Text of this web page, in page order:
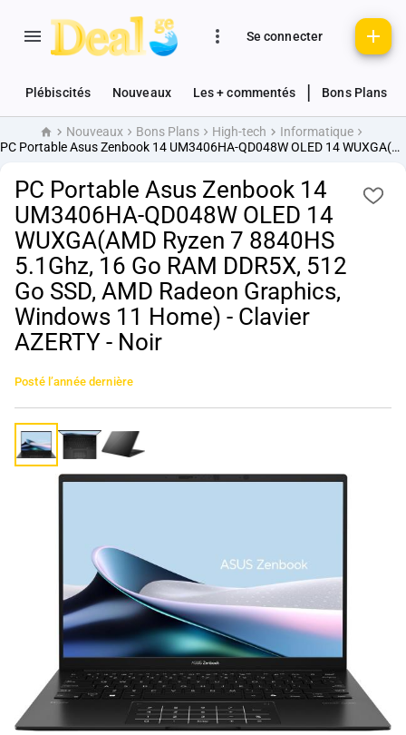
Se connecter
Plébiscités Nouveaux Les + commentés Bons Plans
AccueilNouveaux Bons Plans High-tech
Informatique
PC Portable Asus Zenbook 14 UM3406HA-QD048W OLED 14 WUXGA(AMD Ryzen 7 8840HS 5.1Ghz, 16 Go RAM DDR5X, 512 Go SSD, AMD Radeon Graphics, Windows 11 Home) - Clavier AZERTY - Noir
PC Portable Asus Zenbook 14
UM3406HA-QD048W OLED 14
WUXGA(AMD Ryzen 7 8840HS
5.1Ghz, 16 Go RAM DDR5X, 512
Go SSD, AMD Radeon Graphics,
Windows 11 Home) - Clavier
AZERTY - Noir
Posté l’année dernière